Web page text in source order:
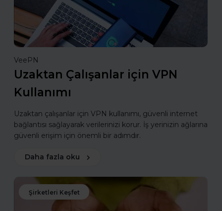
VeePN
Uzaktan Çalışanlar için VPN
Kullanımı
Uzaktan çalışanlar için VPN kullanımı, güvenli internet
bağlantısı sağlayarak verilerinizi korur. İş yerinizin ağlarına
güvenli erişim için önemli bir adımdır.
Daha fazla oku
Şirketleri Keşfet